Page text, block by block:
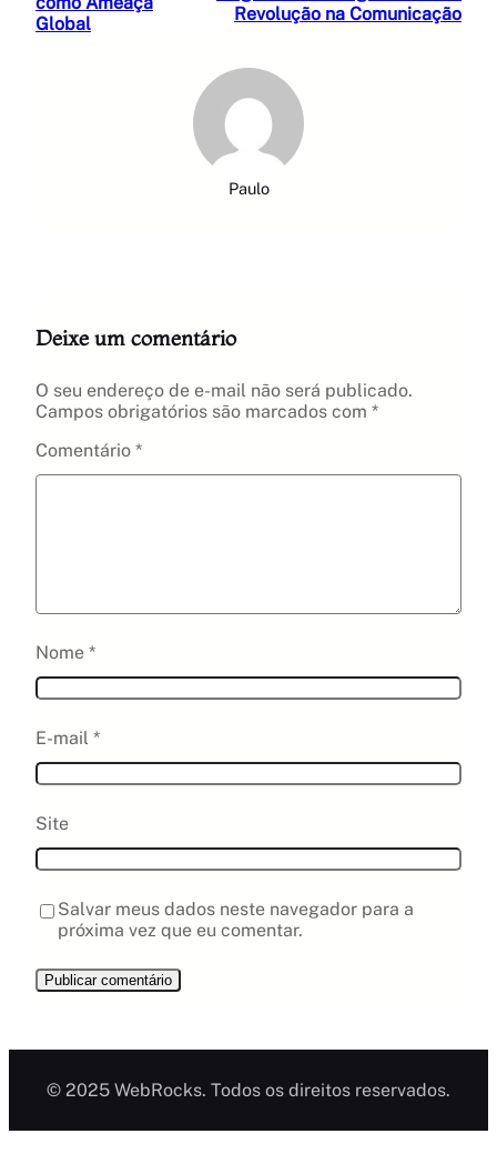
Global
Revolução na Comunicação
Paulo
Deixe um comentário
O seu endereço de e-mail não será publicado.
Campos obrigatórios são marcados com *
Comentário *
Nome *
E-mail *
Site
Salvar meus dados neste navegador para a
próxima vez que eu comentar.
© 2025 WebRocks. Todos os direitos reservados.